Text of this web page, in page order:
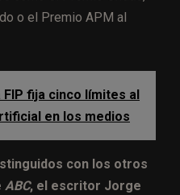
o el Premio APM al
FIP fija cinco límites al
en los medios
con los otros
ABC, el escritor Jorge